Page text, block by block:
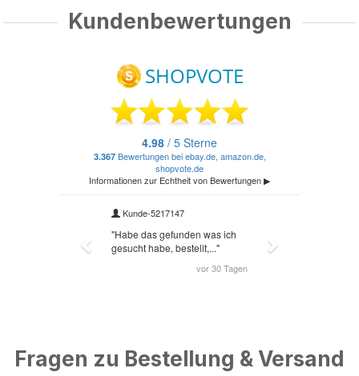
Kundenbewertungen
Fragen zu Bestellung & Versand